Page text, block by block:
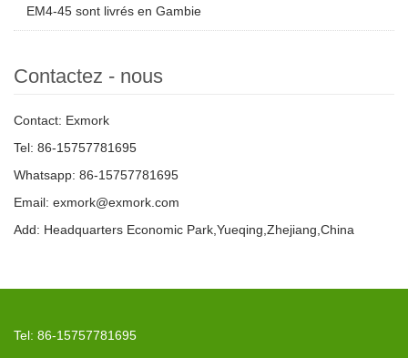
EM4-45 sont livrés en Gambie
Contactez - nous
Contact: Exmork
Tel: 86-15757781695
Whatsapp: 86-15757781695
Email: exmork@exmork.com
Add: Headquarters Economic Park,Yueqing,Zhejiang,China
Tel: 86-15757781695